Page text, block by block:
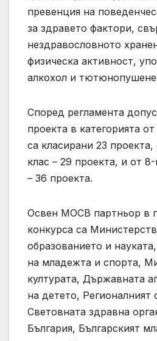
превенция на
за здравето фактори,
нездравословното
физическа активност,
алкохол и
Според регламента
проекта в категорията
са класирани 23
клас – 29 проекта, и от
– 36 проекта.
Освен МОСВ партньор в
конкурса са
образованието и
на младежта и спорта,
културата, Държавната
на детето, Регионалният
Световната здравна
България, Българският